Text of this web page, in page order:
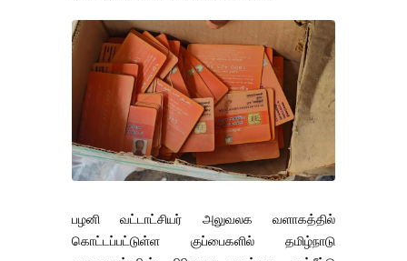
பழனி வட்டாட்சியர் அலுவலக வளாகத்தில்
கொட்டப்பட்டுள்ள குப்பைகளில் தமிழ்நாடு